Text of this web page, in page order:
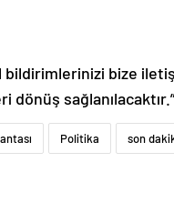
bize
sağlanılacaktır.”
Politika son